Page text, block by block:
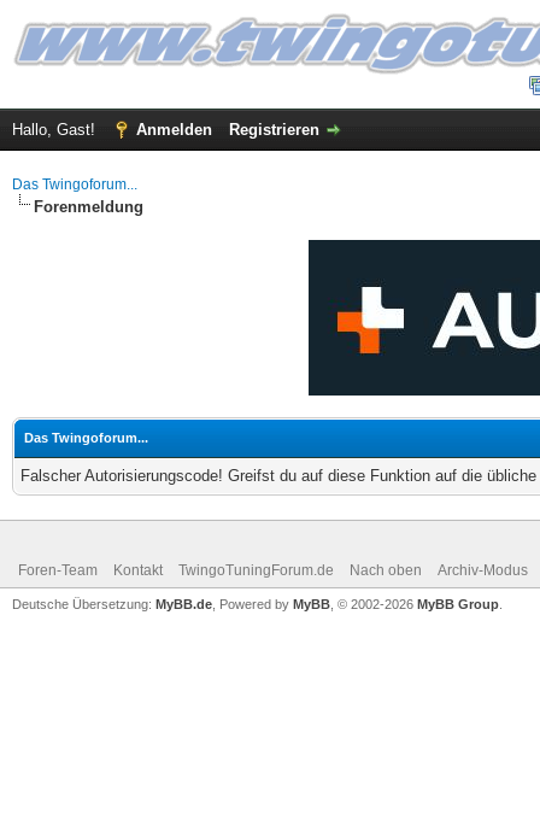
Hallo, Gast! Anmelden Registrieren
Das Twingoforum...
Forenmeldung
Das Twingoforum...
Falscher Autorisierungscode! Greifst du auf diese Funktion auf die
Foren-Team Kontakt TwingoTuningForum.de Nach oben Archiv-Modus
Deutsche Übersetzung: MyBB.de , Powered by MyBB , © 2002-2026 MyBB Group